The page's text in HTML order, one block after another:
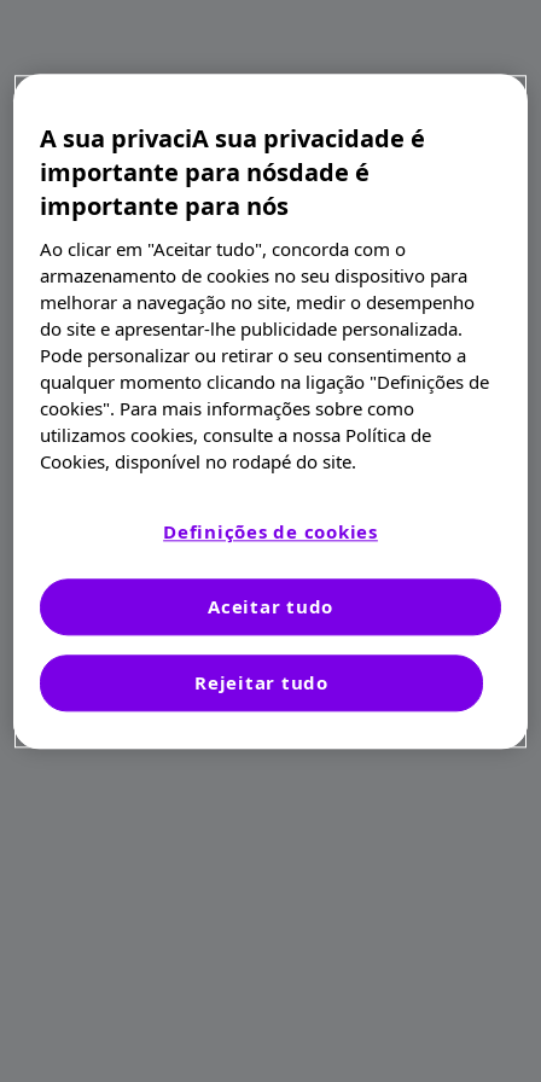
A sua privaciA sua privacidade é
importante para nósdade é
importante para nós
Ao clicar em "Aceitar tudo", concorda com o
armazenamento de cookies no seu dispositivo para
melhorar a navegação no site, medir o desempenho
do site e apresentar-lhe publicidade personalizada.
Pode personalizar ou retirar o seu consentimento a
qualquer momento clicando na ligação "Definições de
cookies". Para mais informações sobre como
utilizamos cookies, consulte a nossa Política de
Cookies, disponível no rodapé do site.
Definições de cookies
Rejeitar tudo
Aceitar tudo